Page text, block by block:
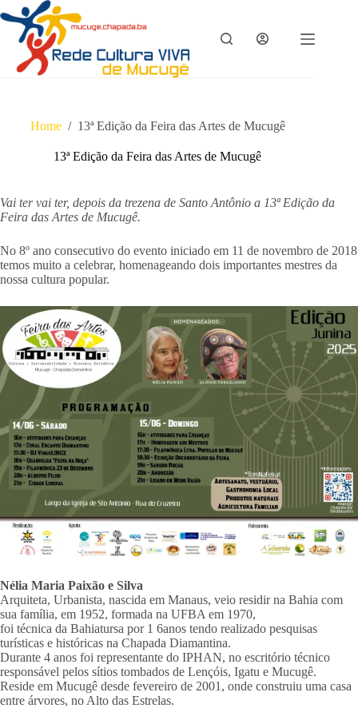
Pular
para
conteúdo
Home / 13ª Edição da Feira das Artes de Mucugê
13ª Edição da Feira das Artes de Mucugê
Vai ter vai ter, depois da trezena de Santo Antônio a 13ª Edição da
Feira das Artes de Mucugê.
No 8º ano consecutivo do evento iniciado em 11 de novembro de 2018
temos muito a celebrar, homenageando dois importantes mestres da
nossa cultura popular.
Nélia Maria Paixão e Silva
Arquiteta, Urbanista, nascida em Manaus, veio residir na Bahia com
sua família, em 1952, formada na UFBA em 1970,
foi técnica da Bahiatursa por 1 6anos tendo realizado pesquisas
turísticas e históricas na Chapada Diamantina.
Durante 4 anos foi representante do IPHAN, no escritório técnico
responsável pelos sítios tombados de Lençóis, Igatu e Mucugê.
Reside em Mucugê desde fevereiro de 2001, onde construiu uma casa
entre árvores, no Alto das Estrelas.